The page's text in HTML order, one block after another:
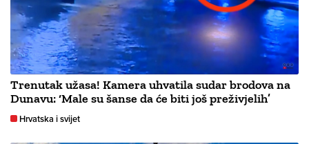
Trenutak užasa! Kamera uhvatila sudar brodova na
Dunavu: ‘Male su šanse da će biti još preživjelih’
Hrvatska i svijet